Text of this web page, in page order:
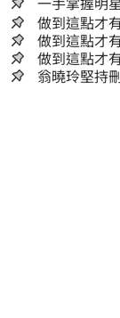
做到這點才
做到這點才
做到這點才
翁曉玲堅持